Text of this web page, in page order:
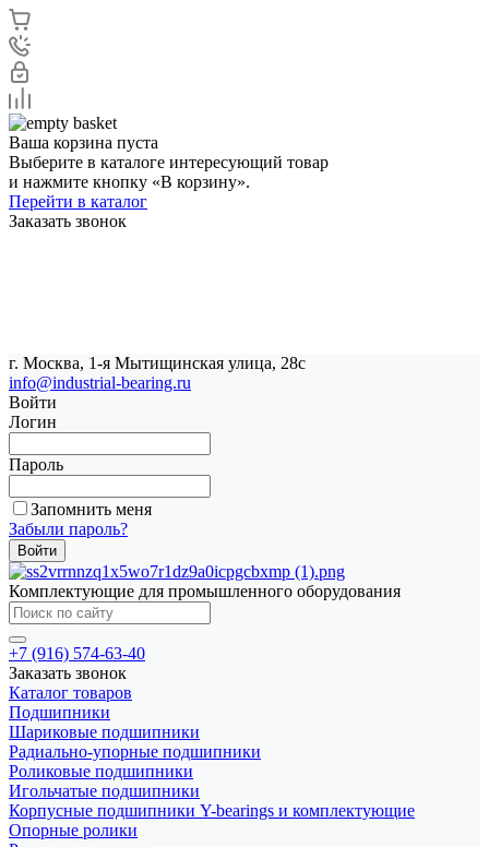
Ваша корзина пуста
Выберите в каталоге интересующий товар
и нажмите кнопку «В корзину».
Перейти в каталог
Заказать звонок
г. Москва, 1-я Мытищинская улица, 28с
info@industrial-bearing.ru
Войти
Логин
Пароль
Запомнить меня
Забыли пароль?
Комплектующие для промышленного оборудования
+7 (916) 574-63-40
Заказать звонок
Каталог товаров
Подшипники
Шариковые подшипники
Радиально-упорные подшипники
Роликовые подшипники
Игольчатые подшипники
Корпусные подшипники Y-bearings и комплектующие
Опорные ролики